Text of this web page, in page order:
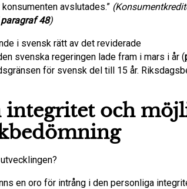
avslutades.”
48)
i svensk rätt av det reviderade
svenska regeringen lade fram i mars i år (
för svensk del till 15 år.
integritet och
en oro för intrång i den personliga